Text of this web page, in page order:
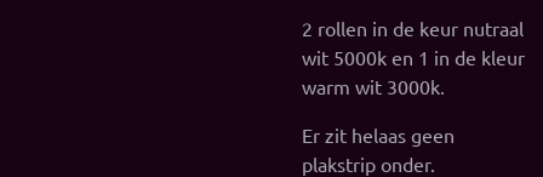
2 rollen in de keur nutraal
wit 5000k en 1 in de kleur
warm wit 3000k.
Er zit helaas geen
plakstrip onder.